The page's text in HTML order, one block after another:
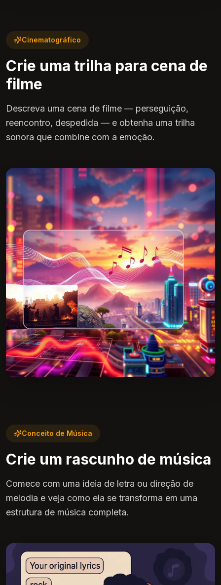
Cinematográfico
Crie uma trilha para cena de
filme
Descreva uma cena de filme — perseguição,
reencontro, despedida — e obtenha uma trilha
sonora que combine com a emoção.
Conceito de Música
Crie um rascunho de música
Comece com uma ideia de letra ou direção de
melodia e veja como ela se transforma em uma
estrutura de música completa.